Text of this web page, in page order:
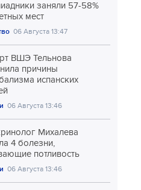
заняли 57-58%
мест
06 Августа 13:47
ВШЭ Тельнова
причины
испанских
06 Августа 13:46
Михалева
4 болезни,
потливость
06 Августа 13:46